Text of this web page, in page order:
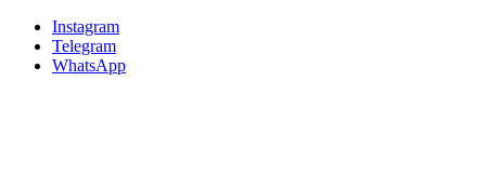
Instagram
Telegram
WhatsApp